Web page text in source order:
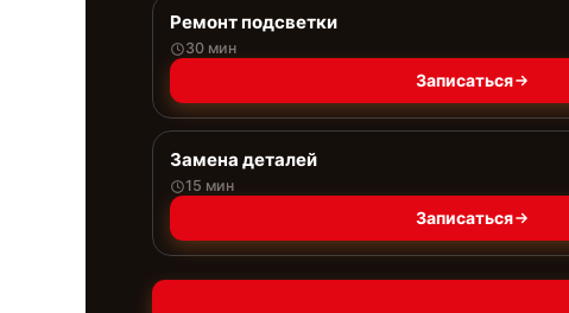
Ремонт подсветки
30 мин
Записаться
Замена деталей
15 мин
Записаться